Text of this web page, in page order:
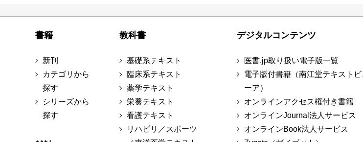
書籍
新刊
カテゴリから
探す
シリーズから
探す
教科書
基礎系テキスト
臨床系テキスト
薬学テキスト
栄養テキスト
看護テキスト
リハビリ／スポーツ
デジタルコンテンツ
医書.jp取り扱い電子版一覧
電子版付書籍（南江堂テキストビ
ーア）
オンラインアクセス権付き書籍
オンラインJournal法人サービス
オンラインBook法人サービス